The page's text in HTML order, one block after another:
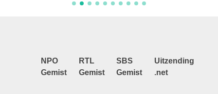
NPO
Gemist
RTL
Gemist
SBS
Gemist
Uitzending
.net